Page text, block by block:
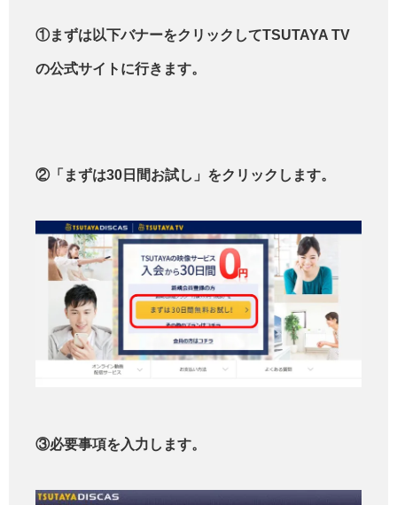
①まずは以下バナーをクリックしてTSUTAYA TV
の公式サイトに行きます。
②「まずは30日間お試し」をクリックします。
③必要事項を入力します。